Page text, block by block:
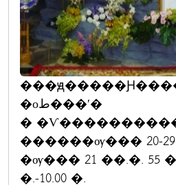
�оط���ʹ�
�
������ѹ��� 20-29
�ѹ��� 21 ��.�. 55
�.-10.00 �.